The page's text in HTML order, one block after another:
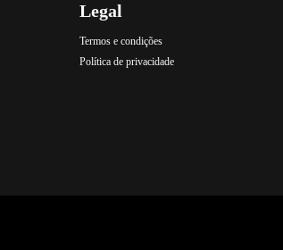
Legal
Termos e condições
Política de privacidade